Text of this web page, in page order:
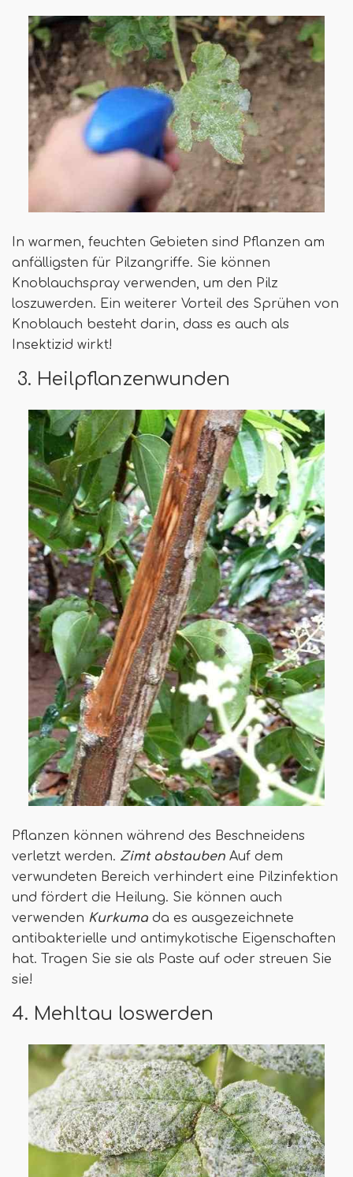
In warmen, feuchten Gebieten sind Pflanzen am
anfälligsten für Pilzangriffe. Sie können
Knoblauchspray verwenden, um den Pilz
loszuwerden. Ein weiterer Vorteil des Sprühen von
Knoblauch besteht darin, dass es auch als
Insektizid wirkt!
3. Heilpflanzenwunden
Pflanzen können während des Beschneidens
verletzt werden. Zimt abstauben Auf dem
verwundeten Bereich verhindert eine Pilzinfektion
und fördert die Heilung. Sie können auch
verwenden Kurkuma da es ausgezeichnete
antibakterielle und antimykotische Eigenschaften
hat. Tragen Sie sie als Paste auf oder streuen Sie
sie!
4. Mehltau loswerden